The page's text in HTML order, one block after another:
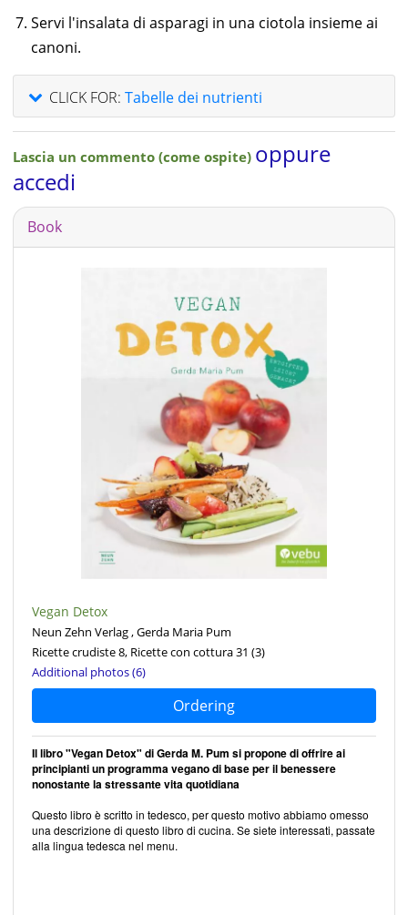
Servi l'insalata di asparagi in una ciotola insieme ai
canoni.
CLICK FOR: Tabelle dei nutrienti
Lascia un commento (come ospite) oppure
accedi
Book
Vegan Detox
Neun Zehn Verlag , Gerda Maria Pum
Ricette crudiste 8, Ricette con cottura 31 (3)
Additional photos (6)
Ordering
Il libro "Vegan Detox" di Gerda M. Pum si propone di offrire ai
principianti un programma vegano di base per il benessere
nonostante la stressante vita quotidiana
Questo libro è scritto in tedesco, per questo motivo abbiamo omesso
una descrizione di questo libro di cucina. Se siete interessati, passate
alla lingua tedesca nel menu.